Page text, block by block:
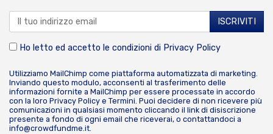
Ho letto ed accetto le condizioni di Privacy Policy
Utilizziamo MailChimp come piattaforma automatizzata di marketing.
Inviando questo modulo, acconsenti al trasferimento delle
informazioni fornite a MailChimp per essere processate in accordo
con la loro Privacy Policy e Termini. Puoi decidere di non ricevere più
comunicazioni in qualsiasi momento cliccando il link di disiscrizione
presente a fondo di ogni email che riceverai, o contattandoci a
info@crowdfundme.it.